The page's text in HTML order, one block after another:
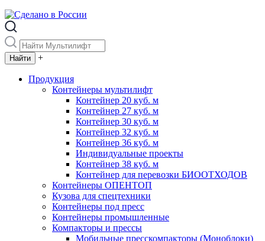
+
Продукция
Контейнеры мультилифт
Контейнер 20 куб. м
Контейнер 27 куб. м
Контейнер 30 куб. м
Контейнер 32 куб. м
Контейнер 36 куб. м
Индивидуальные проекты
Контейнер 38 куб. м
Контейнер для перевозки БИООТХОДОВ
Контейнеры ОПЕНТОП
Кузова для спецтехники
Контейнеры под пресс
Контейнеры промышленные
Компакторы и прессы
Мобильные пресскомпакторы (Моноблоки)